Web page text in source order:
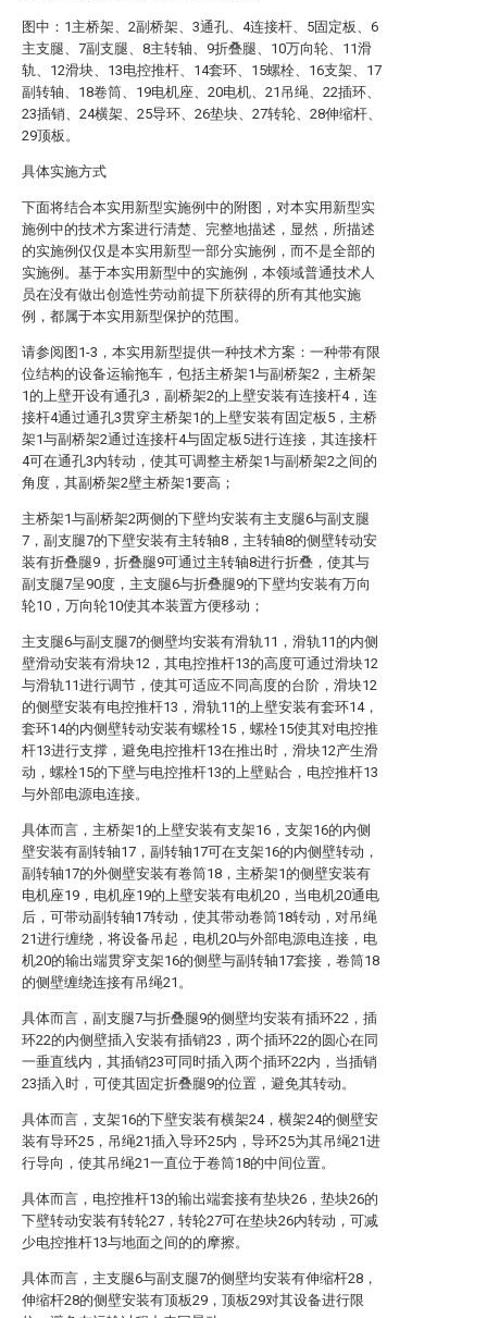
图中：1主桥架、2副桥架、3通孔、4连接杆、5固定板、6
主支腿、7副支腿、8主转轴、9折叠腿、10万向轮、11滑
轨、12滑块、13电控推杆、14套环、15螺栓、16支架、17
副转轴、18卷筒、19电机座、20电机、21吊绳、22插环、
23插销、24横架、25导环、26垫块、27转轮、28伸缩杆、
29顶板。
具体实施方式
下面将结合本实用新型实施例中的附图，对本实用新型实
施例中的技术方案进行清楚、完整地描述，显然，所描述
的实施例仅仅是本实用新型一部分实施例，而不是全部的
实施例。基于本实用新型中的实施例，本领域普通技术人
员在没有做出创造性劳动前提下所获得的所有其他实施
例，都属于本实用新型保护的范围。
请参阅图1-3，本实用新型提供一种技术方案：一种带有限
位结构的设备运输拖车，包括主桥架1与副桥架2，主桥架
1的上壁开设有通孔3，副桥架2的上壁安装有连接杆4，连
接杆4通过通孔3贯穿主桥架1的上壁安装有固定板5，主桥
架1与副桥架2通过连接杆4与固定板5进行连接，其连接杆
4可在通孔3内转动，使其可调整主桥架1与副桥架2之间的
角度，其副桥架2壁主桥架1要高；
主桥架1与副桥架2两侧的下壁均安装有主支腿6与副支腿
7，副支腿7的下壁安装有主转轴8，主转轴8的侧壁转动安
装有折叠腿9，折叠腿9可通过主转轴8进行折叠，使其与
副支腿7呈90度，主支腿6与折叠腿9的下壁均安装有万向
轮10，万向轮10使其本装置方便移动；
主支腿6与副支腿7的侧壁均安装有滑轨11，滑轨11的内侧
壁滑动安装有滑块12，其电控推杆13的高度可通过滑块12
与滑轨11进行调节，使其可适应不同高度的台阶，滑块12
的侧壁安装有电控推杆13，滑轨11的上壁安装有套环14，
套环14的内侧壁转动安装有螺栓15，螺栓15使其对电控推
杆13进行支撑，避免电控推杆13在推出时，滑块12产生滑
动，螺栓15的下壁与电控推杆13的上壁贴合，电控推杆13
与外部电源电连接。
具体而言，主桥架1的上壁安装有支架16，支架16的内侧
壁安装有副转轴17，副转轴17可在支架16的内侧壁转动，
副转轴17的外侧壁安装有卷筒18，主桥架1的侧壁安装有
电机座19，电机座19的上壁安装有电机20，当电机20通电
后，可带动副转轴17转动，使其带动卷筒18转动，对吊绳
21进行缠绕，将设备吊起，电机20与外部电源电连接，电
机20的输出端贯穿支架16的侧壁与副转轴17套接，卷筒18
的侧壁缠绕连接有吊绳21。
具体而言，副支腿7与折叠腿9的侧壁均安装有插环22，插
环22的内侧壁插入安装有插销23，两个插环22的圆心在同
一垂直线内，其插销23可同时插入两个插环22内，当插销
23插入时，可使其固定折叠腿9的位置，避免其转动。
具体而言，支架16的下壁安装有横架24，横架24的侧壁安
装有导环25，吊绳21插入导环25内，导环25为其吊绳21进
行导向，使其吊绳21一直位于卷筒18的中间位置。
具体而言，电控推杆13的输出端套接有垫块26，垫块26的
下壁转动安装有转轮27，转轮27可在垫块26内转动，可减
少电控推杆13与地面之间的的摩擦。
具体而言，主支腿6与副支腿7的侧壁均安装有伸缩杆28，
伸缩杆28的侧壁安装有顶板29，顶板29对其设备进行限